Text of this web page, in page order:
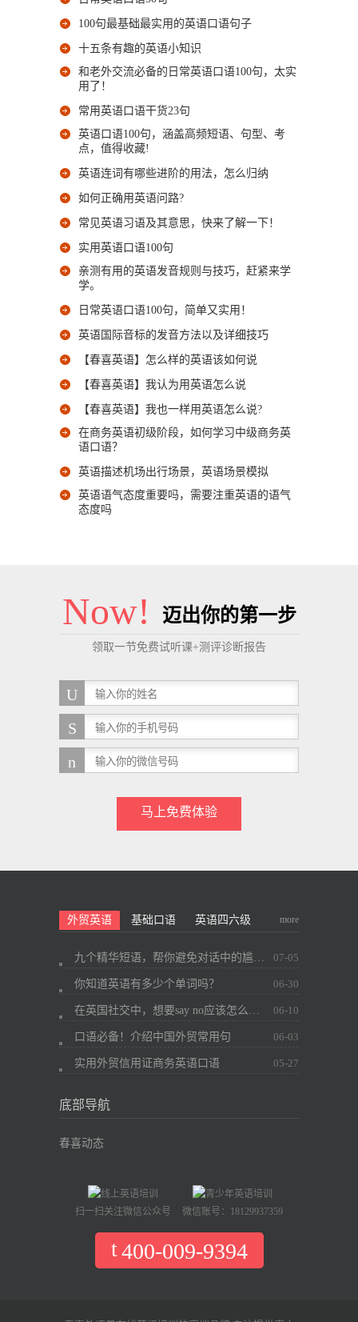
100句最基础最实用的英语口语句子
十五条有趣的英语小知识
和老外交流必备的日常英语口语100句，太实
用了！
常用英语口语干货23句
英语口语100句，涵盖高频短语、句型、考
点，值得收藏!
英语连词有哪些进阶的用法，怎么归纳
如何正确用英语问路?
常见英语习语及其意思，快来了解一下！
实用英语口语100句
亲测有用的英语发音规则与技巧，赶紧来学
学。
日常英语口语100句，简单又实用！
英语国际音标的发音方法以及详细技巧
【春喜英语】怎么样的英语该如何说
【春喜英语】我认为用英语怎么说
【春喜英语】我也一样用英语怎么说?
在商务英语初级阶段，如何学习中级商务英
语口语？
英语描述机场出行场景，英语场景模拟
英语语气态度重要吗，需要注重英语的语气
态度吗
Now! 迈出你的第一步
领取一节免费试听课+测评诊断报告
马上免费体验
外贸英语 基础口语 英语四六级 more
九个精华短语，帮你避免对话中的尴尬~ 07-05
你知道英语有多少个单词吗？ 06-30
在英国社交中，想要say no应该怎么办？ 06-10
口语必备！介绍中国外贸常用句 06-03
实用外贸信用证商务英语口语 05-27
底部导航
春喜动态
扫一扫关注微信公众号 微信账号：18129937359
400-009-9394